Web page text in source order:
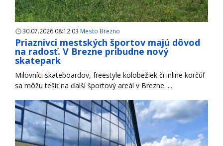
30.07.2026 08:12:03 Mesto Brezno
Priaznivci mestských športov majú dôvod
na radosť. V Brezne pribudne nový
skatepark
Milovníci skateboardov, freestyle kolobežiek či inline korčúľ
sa môžu tešiť na ďalší športový areál v Brezne. ...